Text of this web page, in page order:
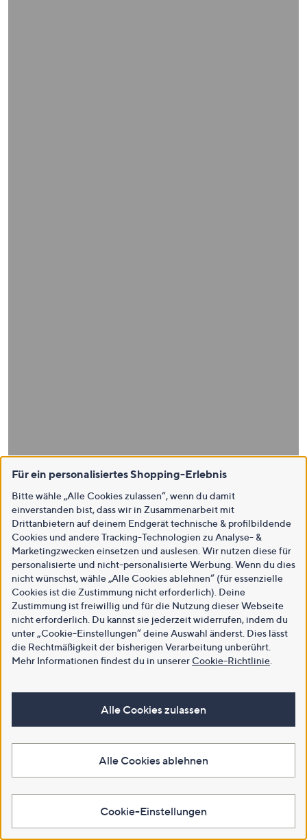
Für ein personalisiertes Shopping-Erlebnis
Bitte wähle „Alle Cookies zulassen“, wenn du damit
einverstanden bist, dass wir in Zusammenarbeit mit
Drittanbietern auf deinem Endgerät technische & profilbildende
Cookies und andere Tracking-Technologien zu Analyse- &
Marketingzwecken einsetzen und auslesen. Wir nutzen diese für
personalisierte und nicht-personalisierte Werbung. Wenn du dies
nicht wünschst, wähle „Alle Cookies ablehnen“ (für essenzielle
Cookies ist die Zustimmung nicht erforderlich). Deine
Zustimmung ist freiwillig und für die Nutzung dieser Webseite
nicht erforderlich. Du kannst sie jederzeit widerrufen, indem du
unter „Cookie-Einstellungen“ deine Auswahl änderst. Dies lässt
die Rechtmäßigkeit der bisherigen Verarbeitung unberührt.
Mehr Informationen findest du in unsererCookie-Richtlinie
Alle Cookies zulassen
Alle Cookies ablehnen
Cookie-Einstellungen